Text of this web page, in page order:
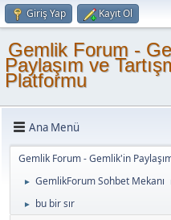
Giriş Yap Kayıt Ol
Gemlik Forum -
Paylaşım ve
Platformu
Ana Menü
Gemlik Forum - Gemlik'in
► GemlikForum Sohbet Mekanı
► bu bir sır